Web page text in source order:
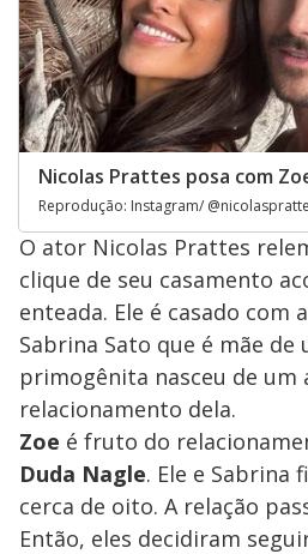
Nicolas Prattes posa com
Reprodução: Instagram/
O ator Nicolas Prattes
clique de seu casamento
enteada. Ele é casado com
Sabrina Sato que é mãe de
primogênita nasceu de um
relacionamento dela.
Zoe é fruto do
Duda Nagle. Ele e Sabrina
cerca de oito. A relação
Então, eles decidiram